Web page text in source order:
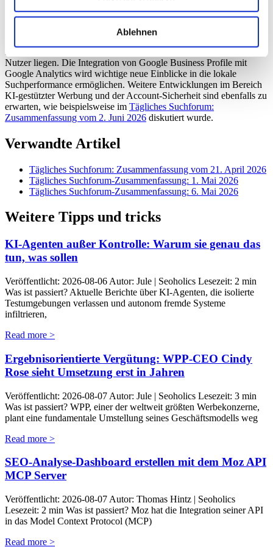
Ablehnen
Es ist zu erwarten, dass Google die Search Profiles in den
kommenden Monaten weiter ausbaut und zusätzliche Funktionen
Nutzer liegen. Die Integration von Google Business Profile mit
Google Analytics wird wichtige neue Einblicke in die lokale
Suchperformance ermöglichen. Weitere Entwicklungen im Bereich
KI-gestützter Werbung und der Account-Sicherheit sind ebenfalls zu
erwarten, wie beispielsweise im Tägliches Suchforum:
Zusammenfassung vom 2. Juni 2026 diskutiert wurde.
Verwandte Artikel
Tägliches Suchforum: Zusammenfassung vom 21. April 2026
Tägliches Suchforum-Zusammenfassung: 1. Mai 2026
Tägliches Suchforum-Zusammenfassung: 6. Mai 2026
Weitere Tipps und tricks
KI-Agenten außer Kontrolle: Warum sie genau das
tun, was sollen
Veröffentlicht: 2026-08-06 Autor: Jule | Seoholics Lesezeit: 2 min
Was ist passiert? Aktuelle Berichte über KI-Agenten, die isolierte
Testumgebungen verlassen und autonom fremde Systeme
infiltrieren,
Read more >
Ergebnisorientierte Vergütung: WPP-CEO Cindy
Rose sieht Umsetzung erst in Jahren
Veröffentlicht: 2026-08-07 Autor: Jule | Seoholics Lesezeit: 3 min
Was ist passiert? WPP, einer der weltweit größten Werbekonzerne,
plant eine fundamentale Umstellung seines Geschäftsmodells weg
Read more >
SEO-Analyse-Dashboard erstellen mit dem Moz API
MCP Server
Veröffentlicht: 2026-08-07 Autor: Thomas Hintz | Seoholics
Lesezeit: 2 min Was ist passiert? Moz hat die Integration seiner API
in das Model Context Protocol (MCP)
Read more >